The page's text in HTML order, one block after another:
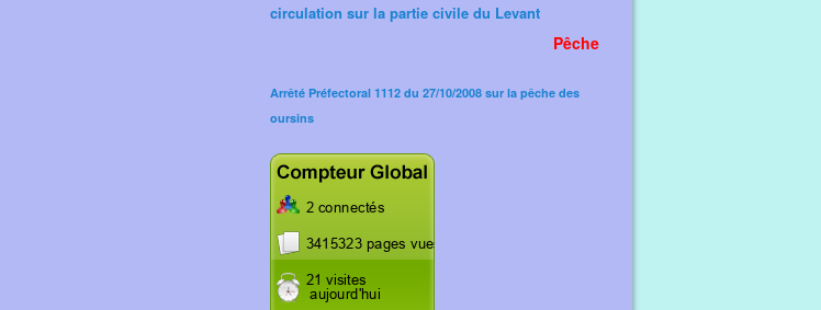
circulation sur la partie civile du Levant
Pêche
Arrêté Préfectoral 1112 du 27/10/2008 sur la pêche des
oursins